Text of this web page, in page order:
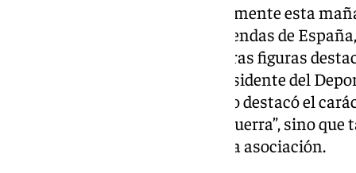
El evento fue presentado oficialmente esta
presidente de la asociación Leyendas de
la Torre, Joaquín Villanova, y otras figuras
Deportes, Sergio Cortés, y el presidente del
Durante el acto, Ballesta no solo destacó el
afirmando que “venimos a dar guerra”, sino
presentar el nuevo logotipo de la asociación.